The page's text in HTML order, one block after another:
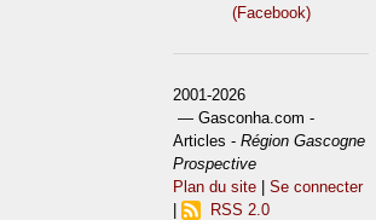
(Facebook)
2001-2026
— Gasconha.com -
Articles -Région Gascogne
Prospective
Plan du site |Se connecter
RSS 2.0